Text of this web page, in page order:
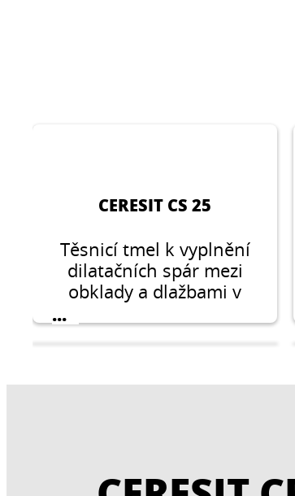
CERESIT CS 25
Těsnicí tmel k vyplnění
dilatačních spár mezi
obklady a dlažbami v
...